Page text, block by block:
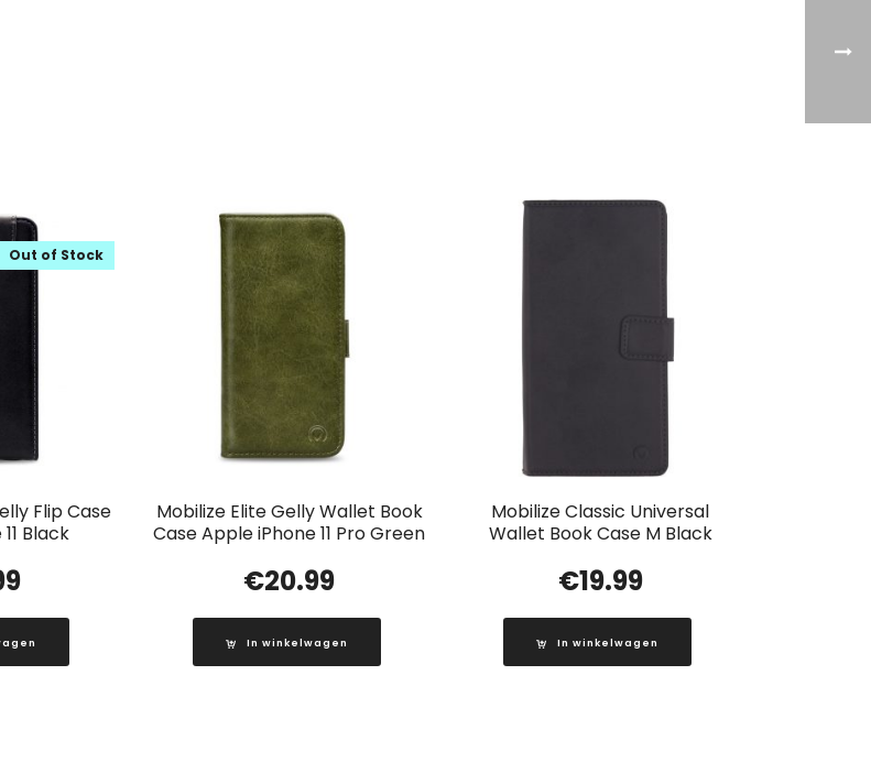
Flip Case
Black
Out of Stock
Mobilize Elite Gelly Wallet Book
Case Apple iPhone 11 Pro Green
€20.99
In winkelwagen
Mobilize Classic Universal
Wallet Book Case M Black
€19.99
In winkelwagen